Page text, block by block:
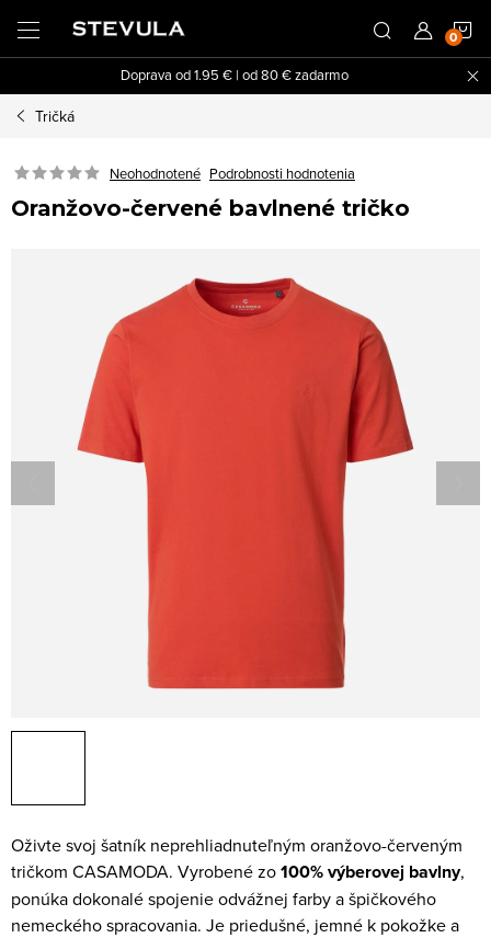
obsah
Doprava od 1.95 € | od 80 € zadarmo
Tričká
Neohodnotené Podrobnosti hodnotenia
Oranžovo-červené bavlnené tričko
Oživte svoj šatník neprehliadnuteľným oranžovo-červeným
tričkom CASAMODA. Vyrobené zo100% výberovej bavlny,
ponúka dokonalé spojenie odvážnej farby a špičkového
nemeckého spracovania. Je priedušné, jemné k pokožke a